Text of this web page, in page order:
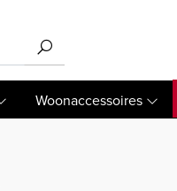
Woonaccessoires